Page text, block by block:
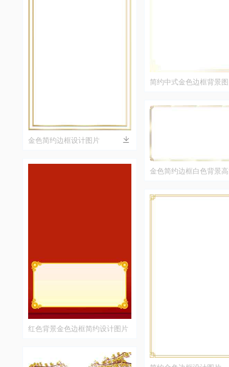
金色简约边框设计图片
红色背景金色边框简约设计图片
简约中式金色边框背景
金色简约边框白色背景